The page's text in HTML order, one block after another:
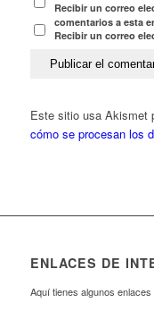
Recibir un correo
comentarios a esta
Recibir un correo
Este sitio usa Akismet
cómo se procesan los
ENLACES DE
Aquí tienes algunos